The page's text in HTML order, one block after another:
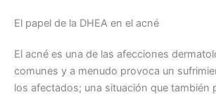
El papel de la DHEA en el acné
El acné es una de las afecciones
comunes y a menudo provoca un
los afectados; una situación que también